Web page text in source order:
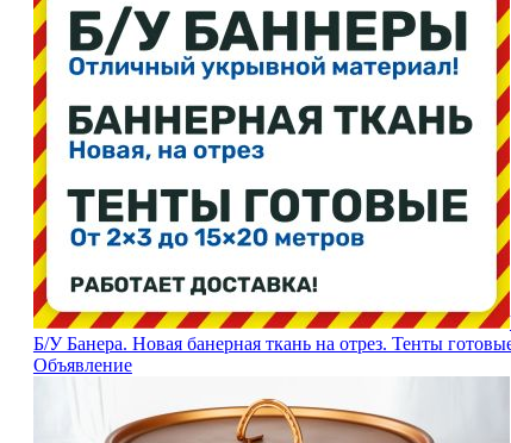
Б/У Банера. Новая банерная ткань на отрез. Тенты
Объявление